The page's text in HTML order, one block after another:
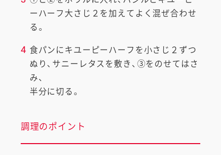
ーハーフ大さじ２を加えてよく混ぜ合わせ
る。
4 食パンにキユーピーハーフを小さじ２ずつ
ぬり、サニーレタスを敷き、③をのせてはさ
み、
半分に切る。
調理のポイント